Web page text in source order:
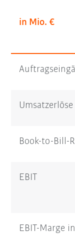
in Mio. €
Umsatzerlöse
Book-to-Bill-
EBIT
EBIT-Marge